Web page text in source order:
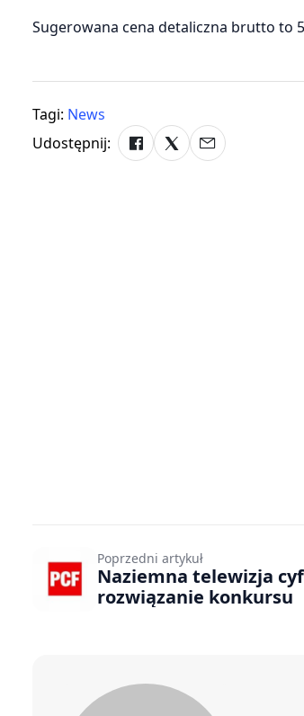
Sugerowana cena detaliczna brutto to
Tagi: News
Udostępnij:
Poprzedni artykuł
Naziemna telewizja
rozwiązanie konkursu